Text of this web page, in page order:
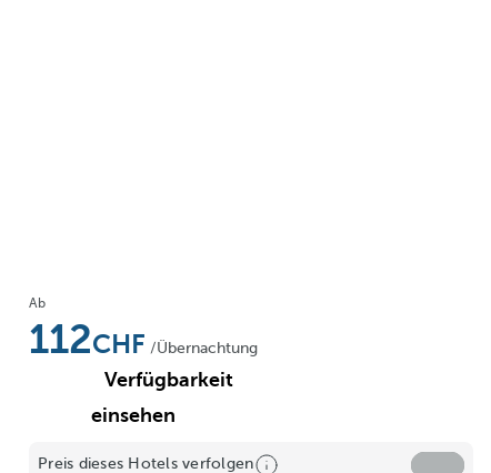
Ab
112 /Übernachtung
Verfügbarkeit
einsehen
Preis dieses Hotels verfolgen